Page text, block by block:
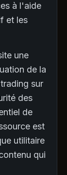
à l'aide
et les
une
de la
sur
des
de
est
utilitaire
qui